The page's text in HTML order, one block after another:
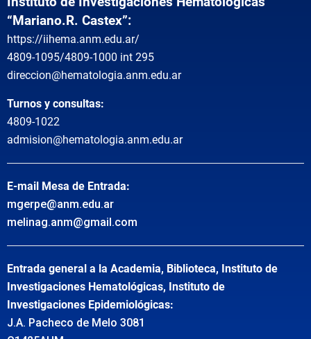
“Mariano.R. Castex”:
https://iihema.anm.edu.ar/
4809-1095/4809-1000 int 295
direccion@hematologia.anm.edu.ar
Turnos y consultas:
4809-1022
admision@hematologia.anm.edu.ar
E-mail Mesa de Entrada:
mgerpe@anm.edu.ar
melinag.anm@gmail.com
Entrada general a la Academia, Biblioteca, Instituto de
Investigaciones Hematológicas, Instituto de
Investigaciones Epidemiológicas:
J.A. Pacheco de Melo 3081